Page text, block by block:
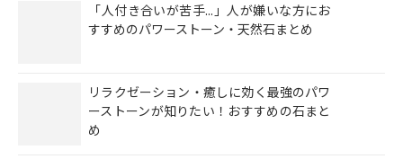
「人付き合いが苦手...」人が嫌いな方にお
すすめのパワーストーン・天然石まとめ
リラクゼーション・癒しに効く最強のパワ
ーストーンが知りたい！おすすめの石まと
め